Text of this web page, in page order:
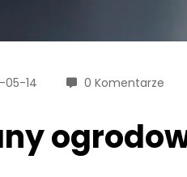
05-14 0 Komentarze